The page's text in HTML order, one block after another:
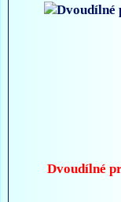
Dvoudílné